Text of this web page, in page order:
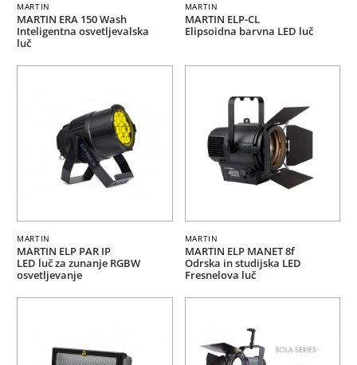
MARTIN
MARTIN ERA 150 Wash
Inteligentna osvetljevalska
luč
MARTIN
MARTIN ELP-CL
Elipsoidna barvna LED luč
MARTIN
MARTIN ELP PAR IP
LED luč za zunanje RGBW
osvetljevanje
MARTIN
MARTIN ELP MANET 8f
Odrska in studijska LED
Fresnelova luč